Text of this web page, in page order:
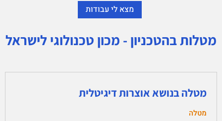
מטלות בהטכניון - מכון טכנולוגי לישראל
מטלה בנושא אוצרות דיגיטלית
מטלה